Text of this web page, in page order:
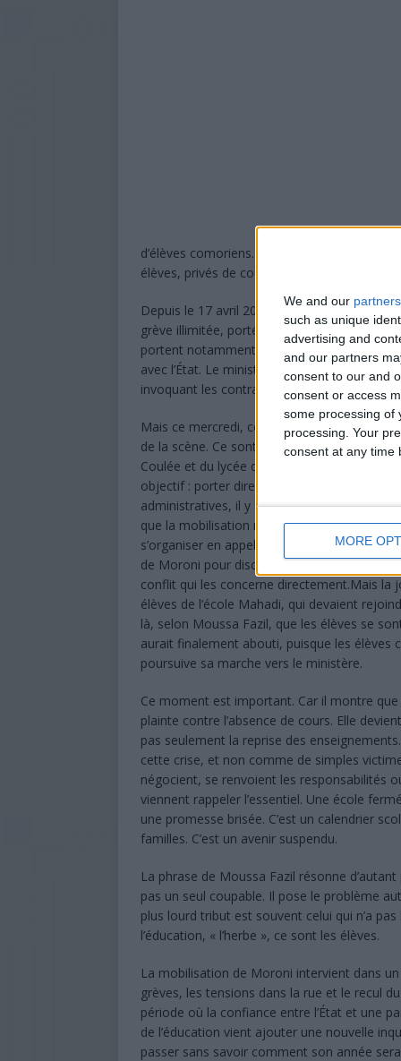
We and our partners
such as unique
advertising and
and our partners
consent to our and
consent or access
some processing of
processing. Your
consent at any time
MORE
d’élèves comoriens. D’un côté, le
élèves, privés de cours, inquiets pour leur
Depuis le 17 avril 2026, les enseignants du
grève illimitée, portée par la Fédération des
portent notamment sur la revalorisation
avec l’État. Le ministère de l’Éducation
invoquant les contraintes budgétaires de
Mais ce mercredi, ce ne sont ni les
de la scène. Ce sont les élèves eux-
Coulée et du lycée de Moroni ont traversé la
objectif : porter directement leur parole
administratives, il y a une génération
que la mobilisation n’était pas née dans la
s’organiser en appelant différents lycées de
de Moroni pour discuter ensemble de la
conflit qui les concerne directement.Mais la
élèves de l’école Mahadi, qui devaient
là, selon Moussa Fazil, que les élèves se
aurait finalement abouti, puisque les élèves
poursuive sa marche vers le ministère.
Ce moment est important. Car il montre
plainte contre l’absence de cours. Elle
pas seulement la reprise des
cette crise, et non comme de simples
négocient, se renvoient les responsabilités
viennent rappeler l’essentiel. Une école
une promesse brisée. C’est un calendrier
familles. C’est un avenir suspendu.
La phrase de Moussa Fazil résonne
pas un seul coupable. Il pose le problème
plus lourd tribut est souvent celui qui n’a
l’éducation, « l’herbe », ce sont les élèves.
La mobilisation de Moroni intervient dans
grèves, les tensions dans la rue et le recul
période où la confiance entre l’État et une
de l’éducation vient ajouter une nouvelle
passer sans savoir comment son année